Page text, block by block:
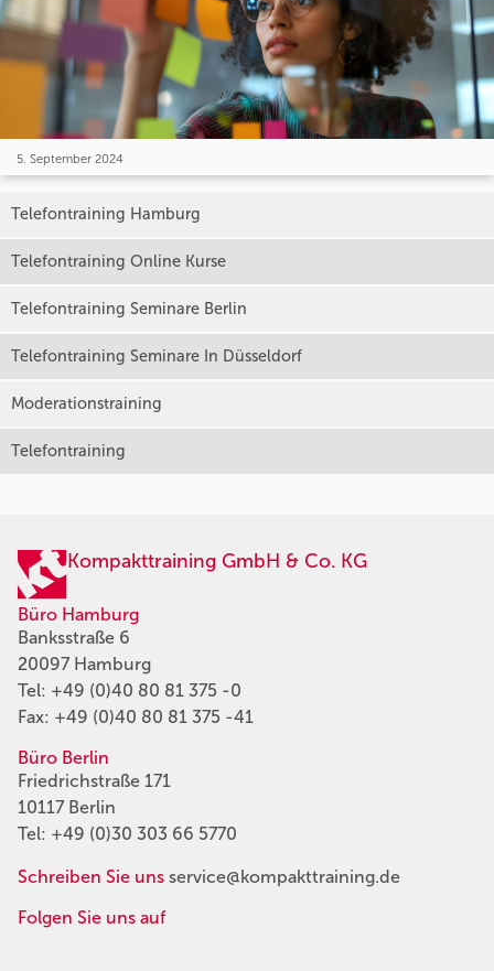
5. September 2024
Telefontraining Hamburg
Telefontraining Online Kurse
Telefontraining Seminare Berlin
Telefontraining Seminare In Düsseldorf
Moderationstraining
Telefontraining
Kompakttraining GmbH & Co. KG
Büro Hamburg
Banksstraße 6
20097 Hamburg
Tel: +49 (0)40 80 81 375 -0
Fax: +49 (0)40 80 81 375 -41
Büro Berlin
Friedrichstraße 171
10117 Berlin
Tel: +49 (0)30 303 66 5770
Schreiben Sie uns service@kompakttraining.de
Folgen Sie uns auf